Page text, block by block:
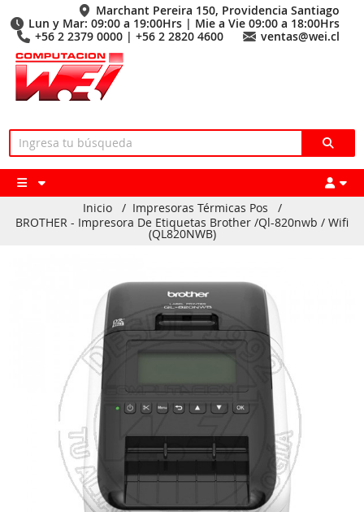
Marchant Pereira 150, Providencia Santiago
Lun y Mar: 09:00 a 19:00Hrs | Mie a Vie 09:00 a 18:00Hrs
+56 2 2379 0000 | +56 2 2820 4600
ventas@wei.cl
Inicio / Impresoras Térmicas Pos
/
BROTHER - Impresora De Etiquetas Brother /Ql-820nwb / Wifi
(QL820NWB)